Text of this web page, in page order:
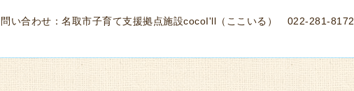
問い合わせ：名取市子育て支援拠点施設cocoI'll（ここいる） 022-281-8172